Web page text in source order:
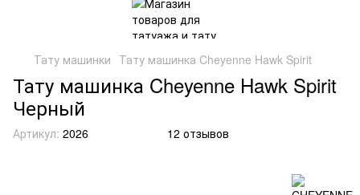
Тату машинки Тату машинка Cheyenne Hawk Spirit
Тату машинка Cheyenne Hawk Spirit
Черный
Артикул: 2026 12 отзывов